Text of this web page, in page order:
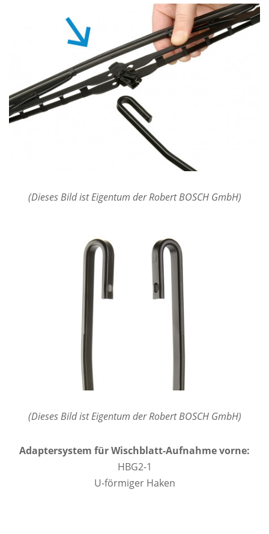
(Dieses Bild ist Eigentum der Robert BOSCH GmbH)
(Dieses Bild ist Eigentum der Robert BOSCH GmbH)
Adaptersystem für Wischblatt-Aufnahme vorne:
HBG2-1
U-förmiger Haken